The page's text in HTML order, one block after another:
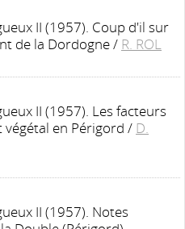
II (1957). Coup d'il sur
de la Dordogne/ R. ROL
II (1957). Les facteurs
en Périgord / D.
II (1957). Notes